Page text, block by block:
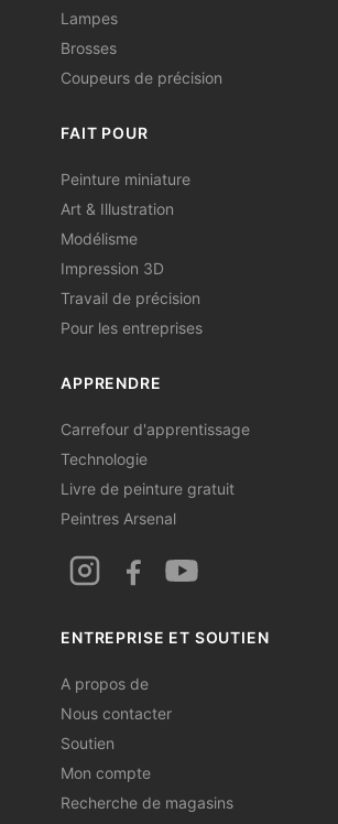
Lampes
Brosses
Coupeurs de précision
FAIT POUR
Peinture miniature
Art & Illustration
Modélisme
Impression 3D
Travail de précision
Pour les entreprises
APPRENDRE
Carrefour d'apprentissage
Technologie
Livre de peinture gratuit
Peintres Arsenal
ENTREPRISE ET SOUTIEN
A propos de
Nous contacter
Soutien
Mon compte
Recherche de magasins